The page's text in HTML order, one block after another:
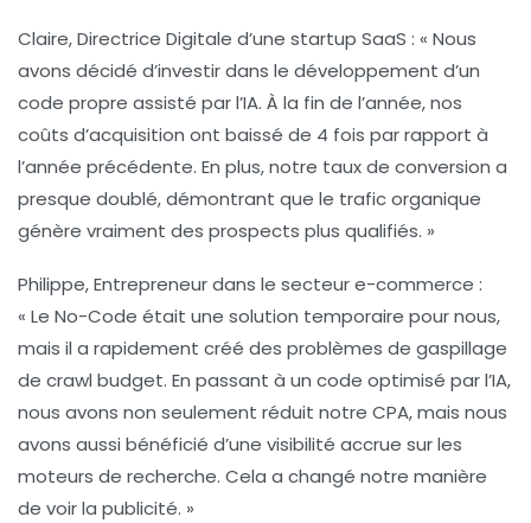
Claire, Directrice Digitale d’une startup SaaS : « Nous
avons décidé d’investir dans le développement d’un
code propre assisté par l’IA. À la fin de l’année, nos
coûts d’acquisition ont baissé de 4 fois par rapport à
l’année précédente. En plus, notre taux de conversion a
presque doublé, démontrant que le trafic organique
génère vraiment des prospects plus qualifiés. »
Philippe, Entrepreneur dans le secteur e-commerce :
« Le No-Code était une solution temporaire pour nous,
mais il a rapidement créé des problèmes de gaspillage
de crawl budget. En passant à un code optimisé par l’IA,
nous avons non seulement réduit notre CPA, mais nous
avons aussi bénéficié d’une visibilité accrue sur les
moteurs de recherche. Cela a changé notre manière
de voir la publicité. »